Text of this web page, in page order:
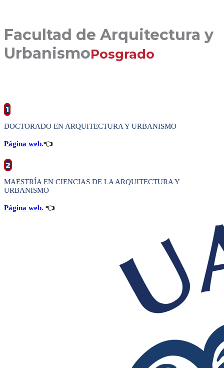
Facultad de Arquitectura y
UrbanismoPosgrado
1
DOCTORADO EN ARQUITECTURA Y URBANISMO
Página web.👈
2
MAESTRÍA EN CIENCIAS DE LA ARQUITECTURA Y
URBANISMO
Página web. 👈